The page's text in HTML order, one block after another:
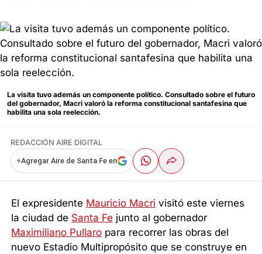
La visita tuvo además un componente político. Consultado sobre el futuro
del gobernador, Macri valoró la reforma constitucional santafesina que
habilita una sola reelección.
REDACCIÓN AIRE DIGITAL
+Agregar Aire de Santa Fe en
El expresidente Mauricio Macri visitó este viernes
la ciudad de Santa Fe junto al gobernador
Maximiliano Pullaro para recorrer las obras del
nuevo Estadio Multipropósito que se construye en